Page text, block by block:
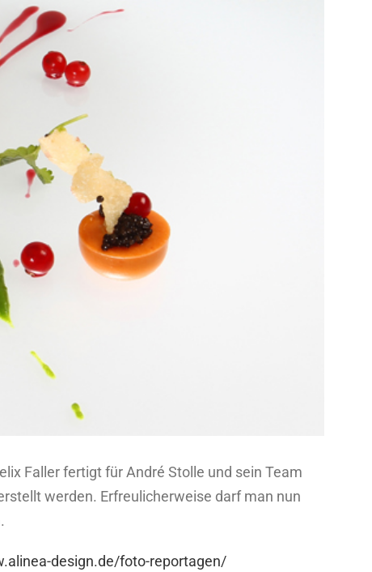
Faller fertigt für André Stolle und sein Team
werden. Erfreulicherweise darf man nun
design.de/foto-reportagen/